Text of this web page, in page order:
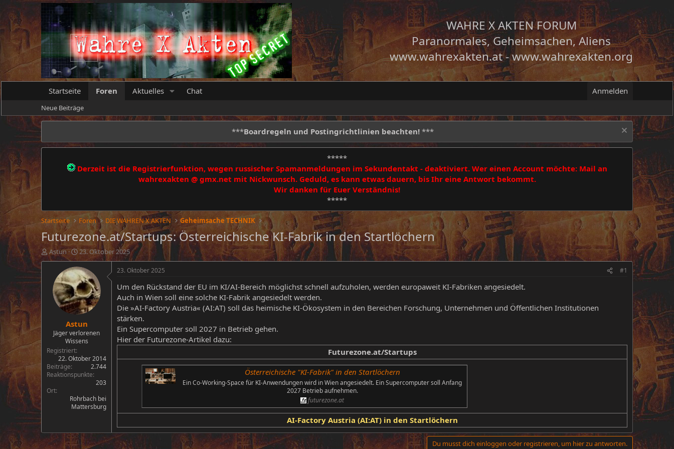
WAHRE X AKTEN FORUM
Paranormales, Geheimsachen, Aliens
www.wahrexakten.at-www.wahrexakten.org
Startseite Foren Aktuelles Chat Anmelden
Neue Beiträge
***Boardregeln und Postingrichtlinien beachten! ***
*****
Derzeit ist die Registrierfunktion, wegen russischer Spamanmeldungen im Sekundentakt - deaktiviert. Wer einen Account möchte: Mail an
wahrexakten @ gmx.net mit Nickwunsch. Geduld, es kann etwas dauern, bis Ihr eine Antwort bekommt.
Wir danken für Euer Verständnis!
*****
Startseite Foren DIE WAHREN X AKTEN Geheimsache TECHNIK
Futurezone.at/Startups: Österreichische KI-Fabrik in den Startlöchern
E
r
Astun
E
r
s
t
e
l
l
t
a
m
23. Oktober 2025
Astun
Jäger verlorenen
Wissens
Registriert
22. Oktober 2014
Beiträge
2.744
Reaktionspunkte
203
Ort
Rohrbach bei
Mattersburg
23. Oktober 2025 #1
Um den Rückstand der EU im KI/AI-Bereich möglichst schnell aufzuholen, werden europaweit KI-Fabriken angesiedelt.
Auch in Wien soll eine solche KI-Fabrik angesiedelt werden.
Die »AI-Factory Austria« (AI:AT) soll das heimische KI-Ökosystem in den Bereichen Forschung, Unternehmen und Öffentlichen Institutionen
stärken.
Ein Supercomputer soll 2027 in Betrieb gehen.
Hier der Futurezone-Artikel dazu:
Futurezone.at/Startups
Österreichische "KI-Fabrik" in den Startlöchern
Ein Co-Working-Space für KI-Anwendungen wird in Wien angesiedelt. Ein Supercomputer soll Anfang
2027 Betrieb aufnehmen.
futurezone.at
AI-Factory Austria (AI:AT) in den Startlöchern
Du musst dich einloggen oder registrieren, um hier zu antworten.